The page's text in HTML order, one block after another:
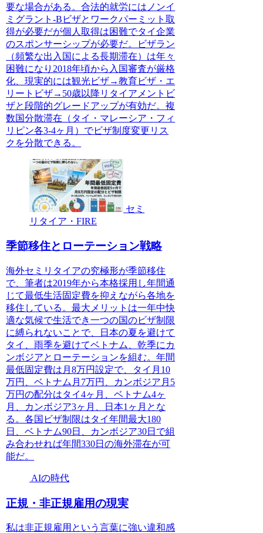
要な場合がある。合法的就労にはノンイ
ミグラント-Bビザとワークパーミット取
得が必要だが個人取得は困難でタイ企業
のスポンサーシップが必要だ。ビザラン
（頻繁な出入国による長期滞在）は年々
困難になり2018年頃から入国審査が厳格
化、現実的には観光ビザ→教育ビザ・エ
リートビザ→50歳以降リタイアメントビ
ザと段階的グレードアップが有効だ。複
数国分散滞在（タイ・マレーシア・フィ
リピン各3-4ヶ月）でビザ制度変更リス
クを分散できる。
セミ
リタイア・FIRE
季節移住とローテーション戦略
海外セミリタイアの究極形が季節移住
で、筆者は2019年から本格採用し年間通
じて最低生活固定費を抑えながら各地を
移住している。最大メリットは一年中快
適な気候で生活でき一つの国のビザ制限
に縛られないことで、日本の夏を避けて
タイ、雨季を避けてベトナム、乾季にカ
ンボジアとローテーションを組む。年間
最低固定費は月8万円設定で、タイ月10
万円、ベトナム月7万円、カンボジア月5
万円の配分はタイ4ヶ月、ベトナム4ヶ
月、カンボジア3ヶ月、日本1ヶ月とな
る。各国ビザ制限はタイ年間最大180
日、ベトナム90日、カンボジア30日で組
み合わせれば年間330日の海外滞在が可
能だ。
AIの時代
正規・非正規雇用の現実
私は非正規雇用という言葉に強い違和感